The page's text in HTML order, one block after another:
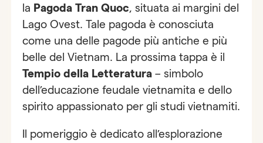
la Pagoda Tran Quoc, situata ai margini del
Lago Ovest. Tale pagoda è conosciuta
come una delle pagode più antiche e più
belle del Vietnam. La prossima tappa è il
Tempio della Letteratura – simbolo
dell’educazione feudale vietnamita e dello
spirito appassionato per gli studi vietnamiti.
Il pomeriggio è dedicato all’esplorazione